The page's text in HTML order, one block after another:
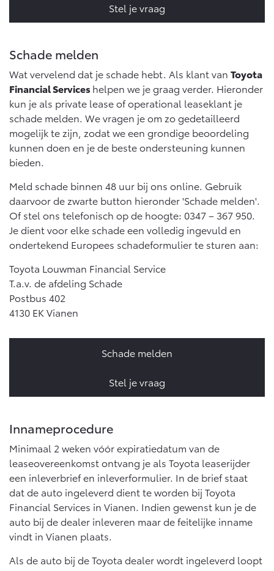
Vanaf € 49.995,-
bZ4X
BATTERIJ-ELEKTRISCH
Vanaf € 39.995,-
BATTERIJ-ELEKTRISCH
Vanaf € 48.995,-
Mirai
WATERSTOF-ELEKTRISCH
Vanaf € 76.695,-
Proace City (excl. BTW)
OOK ALS BATTERIJ-
ELEKTRISCH
Vanaf € 37.500,-
BATTERIJ-ELEKTRISCH
Proace Max (excl. BTW)
OOK ALS BATTERIJ-
ELEKTRISCH
Hilux (excl. BTW)
OOK ALS BATTERIJ-
ELEKTRISCH
Multimedia
Navigatie updates
Stel je vraag
Schade melden
Wat vervelend dat je schade hebt. Als klant van Toyota
Financial Serviceshelpen we je graag verder. Hieronder
kun je als private lease of operational leaseklant je
schade melden. We vragen je om zo gedetailleerd
mogelijk te zijn, zodat we een grondige beoordeling
kunnen doen en je de beste ondersteuning kunnen
bieden.
Meld schade binnen 48 uur bij ons online. Gebruik
daarvoor de zwarte button hieronder 'Schade melden'.
Of stel ons telefonisch op de hoogte: 0347 – 367 950.
Je dient voor elke schade een volledig ingevuld en
ondertekend Europees schadeformulier te sturen aan:
Toyota Louwman Financial Service
T.a.v. de afdeling Schade
Postbus 402
4130 EK Vianen
Schade melden
Stel je vraag
Innameprocedure
Minimaal 2 weken vóór expiratiedatum van de
leaseovereenkomst ontvang je als Toyota leaserijder
een inleverbrief en inleverformulier. In de brief staat
dat de auto ingeleverd dient te worden bij Toyota
Financial Services in Vianen. Indien gewenst kun je de
auto bij de dealer inleveren maar de feitelijke inname
vindt in Vianen plaats.
Als de auto bij de Toyota dealer wordt ingeleverd loopt